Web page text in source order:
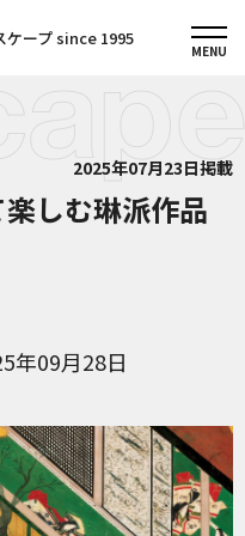
ケープ since 1995
2025年07月23日掲載
しむ琳派作品
年09月28日